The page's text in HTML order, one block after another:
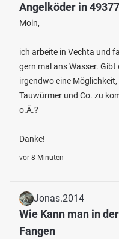
Angelköder in
Moin,
ich arbeite in Vechta und
gern mal ans Wasser.
irgendwo eine
Tauwürmer und Co. zu
o.Ä.?
Danke!
vor 8 Minuten
Jonas.2014
Wie Kann man in
Fangen